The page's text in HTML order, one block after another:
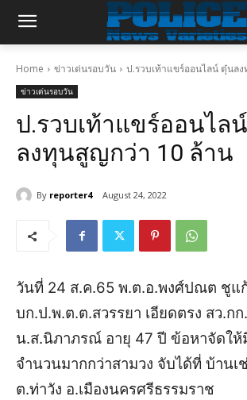
Home ข่าวเด่นรอบวัน ป.รวบเท้าแขร์ออนไลน์ ตุ๋นล
ข่าวเด่นรอบวัน
ป.รวบเท้าแขร์ออนไล
ลงทุนสูญกว่า 10 ล้าน
By reporter4 August 24, 2022
วันที่ 24 ส.ค.65 พ.ต.อ.พงศ์ปณต ชูแ
บก.ป.พ.ต.ต.สวรรยา เอียดตรง สว.ก
น.ส.นิภาภรณ์ อายุ 47 ปี ข้อหาจัดให้
จำนวนมากกว่าสามวง จับได้ที่ บ้านเ
ต.ท่าวัง อ.เมืองนครศรีธรรมราช